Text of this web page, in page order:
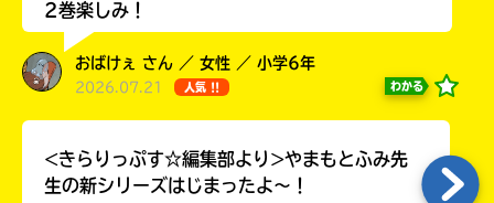
2巻楽しみ！
おばけぇ さん ／ 女性 ／ 小学6年
2026.07.21 人気 !! わかる
<きらりっぷす☆編集部より>やまもとふみ先
生の新シリーズはじまったよ～！
戻
る